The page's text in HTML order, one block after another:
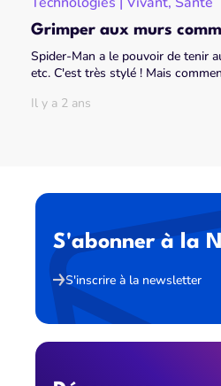
Grimper aux murs
Spider-Man a le pouvoir de tenir
etc. C'est très stylé ! Mais
Il y a 2 ans
S'abonner à la
S'inscrire à la newsletter